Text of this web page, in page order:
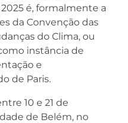
é, formalmente a
da Convenção das
do Clima, ou
instância de
e
de Paris.
10 e 21 de
de Belém, no